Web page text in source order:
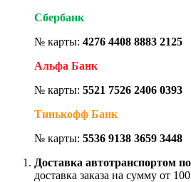
Сбербанк
№ карты: 4276 4408 8883 2125
Альфа Банк
№ карты: 5521 7526 2406 0393
Тинькофф Банк
№ карты: 5536 9138 3659 3448
Доставка автотранспортом
доставка заказа на сумму от